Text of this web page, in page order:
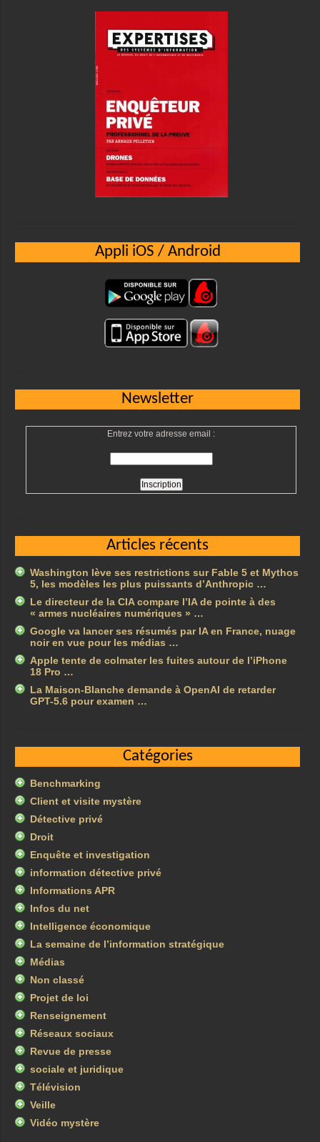
Appli iOS / Android
Newsletter
Entrez votre adresse email :
Articles récents
Washington lève ses restrictions sur Fable 5 et Mythos
5, les modèles les plus puissants d’Anthropic …
Le directeur de la CIA compare l’IA de pointe à des
« armes nucléaires numériques » …
Google va lancer ses résumés par IA en France, nuage
noir en vue pour les médias …
Apple tente de colmater les fuites autour de l’iPhone
18 Pro …
La Maison-Blanche demande à OpenAI de retarder
GPT-5.6 pour examen …
Catégories
Benchmarking
Client et visite mystère
Détective privé
Droit
Enquête et investigation
information détective privé
Informations APR
Infos du net
Intelligence économique
La semaine de l’information stratégique
Médias
Non classé
Projet de loi
Renseignement
Réseaux sociaux
Revue de presse
sociale et juridique
Télévision
Veille
Vidéo mystère